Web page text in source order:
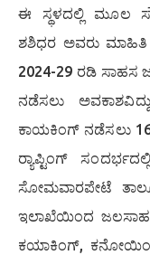
ಈ ಸ್ಥಳದಲ್ಲಿ ಮೂಲ
ಶಶಿಧರ ಅವರು ಮಾಹಿತಿ
2024-29 ರಡಿ ಸಾಹಸ
ನಡೆಸಲು
ಕಾಯಕಿಂಗ್ ನಡೆಸಲು
ರ‍್ಯಾಪ್ಟಿಂಗ್
ಸೋಮವಾರಪೇಟೆ
ಇಲಾಖೆಯಿಂದ
ಕಯಾಕಿಂಗ್,